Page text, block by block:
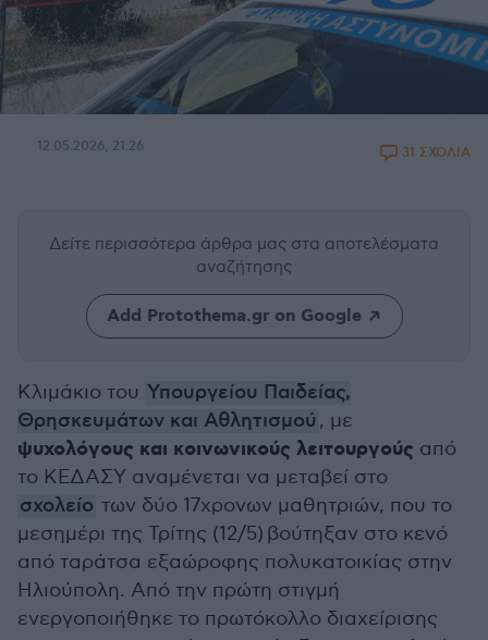
12.05.2026, 21:26 31 ΣΧΟΛΙΑ
Δείτε περισσότερα άρθρα μας στα αποτελέσματα
αναζήτησης
Add Protothema.gr on Google
Κλιμάκιο του Υπουργείου Παιδείας,
Θρησκευμάτων και Αθλητισμού , με
ψυχολόγους και κοινωνικούς λειτουργούς από
το ΚΕΔΑΣΥ αναμένεται να μεταβεί στο
σχολείο των δύο 17χρονων μαθητριών, που το
μεσημέρι της Τρίτης (12/5) βούτηξαν στο κενό
από ταράτσα εξαώροφης πολυκατοικίας στην
Ηλιούπολη. Από την πρώτη στιγμή
ενεργοποιήθηκε το πρωτόκολλο διαχείρισης